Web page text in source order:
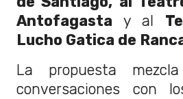
Antofagasta y al
Lucho Gatica de
La propuesta mezcla
conversaciones con